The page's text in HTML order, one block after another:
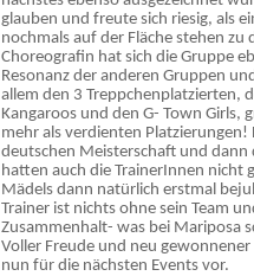
glauben und freute sich riesig, als
nochmals auf der Fläche stehen zu
Choreografin hat sich die Gruppe
Resonanz der anderen Gruppen
allem den 3 Treppchenplatzierten,
Kangaroos und den G- Town Girls,
mehr als verdienten Platzierungen!
deutschen Meisterschaft und dann
hatten auch die TrainerInnen nicht
Mädels dann natürlich erstmal
Trainer ist nichts ohne sein Team
Zusammenhalt- was bei Mariposa
Voller Freude und neu
nun für die nächsten Events vor.